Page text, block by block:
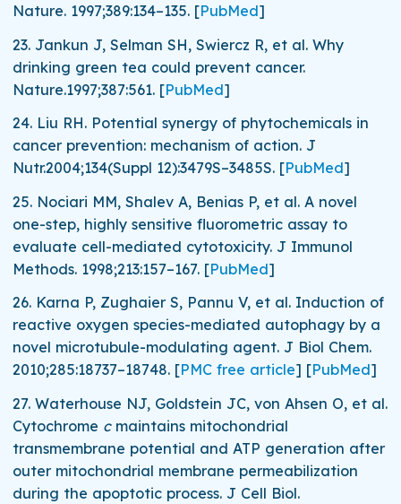
Nature. 1997;389:134–135. [PubMed]
23. Jankun J, Selman SH, Swiercz R, et al. Why
drinking green tea could prevent cancer.
Nature.1997;387:561. [PubMed]
24. Liu RH. Potential synergy of phytochemicals in
cancer prevention: mechanism of action. J
Nutr.2004;134(Suppl 12):3479S–3485S. [PubMed]
25. Nociari MM, Shalev A, Benias P, et al. A novel
one-step, highly sensitive fluorometric assay to
evaluate cell-mediated cytotoxicity. J Immunol
Methods. 1998;213:157–167. [PubMed]
26. Karna P, Zughaier S, Pannu V, et al. Induction of
reactive oxygen species-mediated autophagy by a
novel microtubule-modulating agent. J Biol Chem.
2010;285:18737–18748. [PMC free article] [PubMed]
27. Waterhouse NJ, Goldstein JC, von Ahsen O, et al.
Cytochrome cmaintains mitochondrial
transmembrane potential and ATP generation after
outer mitochondrial membrane permeabilization
during the apoptotic process. J Cell Biol.